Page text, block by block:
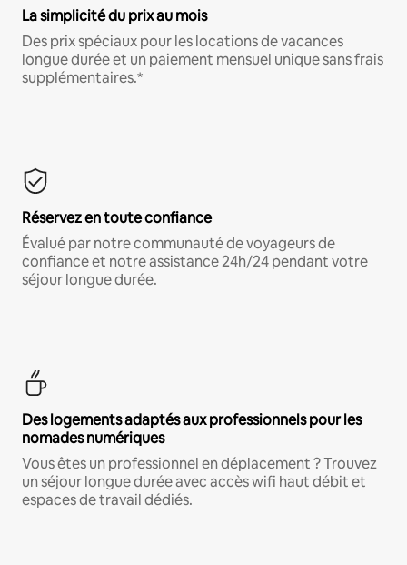
La simplicité du prix au mois
Des prix spéciaux pour les locations de vacances
longue durée et un paiement mensuel unique sans frais
supplémentaires.*
Réservez en toute confiance
Évalué par notre communauté de voyageurs de
confiance et notre assistance 24h/24 pendant votre
séjour longue durée.
Des logements adaptés aux professionnels pour les
nomades numériques
Vous êtes un professionnel en déplacement ? Trouvez
un séjour longue durée avec accès wifi haut débit et
espaces de travail dédiés.